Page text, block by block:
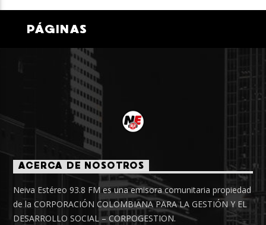
PÁGINAS
ACERCA DE NOSOTROS
Neiva Estéreo 93.8 FM es una emisora comunitaria propiedad
de la CORPORACIÓN COLOMBIANA PARA LA GESTIÓN Y EL
DESARROLLO SOCIAL – CORPOGESTION.